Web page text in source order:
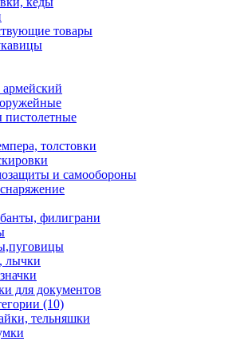
товары
армейский
толстовки
и самообороны
филиграни
лычки
для документов
(10)
тельняшки